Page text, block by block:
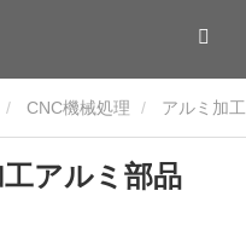
CNC機械処理 アルミ加工
アルミ部品